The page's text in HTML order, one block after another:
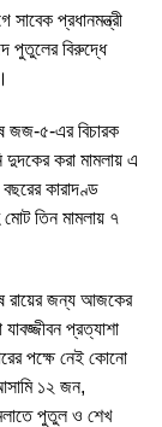
সাবেক প্রধানমন্ত্রী
পুতুলের বিরুদ্ধে
জজ-৫-এর বিচারক
করা মামলায় এ
কারাদণ্ড
তিন মামলায় ৭
রায়ের জন্য আজকের
প্রত্যাশা
পক্ষে নেই কোনো
১২ জন,
পুতুল ও শেখ